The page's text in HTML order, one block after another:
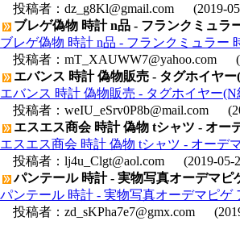
投稿者： dz_g8Kl@gmail.com (2019-
ブレゲ偽物 時計 n品 - フランクミュ
ブレゲ偽物 時計 n品 - フランクミュラー
投稿者： mT_XAUWW7@yahoo.com
エバンス 時計 偽物販売 - タグホイヤ
エバンス 時計 偽物販売 - タグホイヤー
投稿者： weIU_eSrv0P8b@mail.com
エスエス商会 時計 偽物 tシャツ - オー
エスエス商会 時計 偽物 tシャツ - オーデ
投稿者： lj4u_Clgt@aol.com (2019-05-
パンテール 時計 - 実物写真オーデマ
パンテール 時計 - 実物写真オーデマピ
投稿者： zd_sKPha7e7@gmx.com